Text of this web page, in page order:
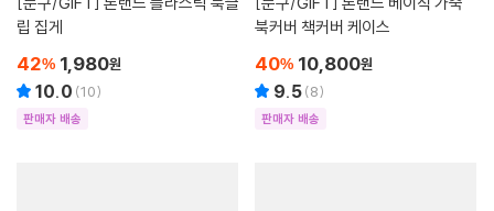
립 집게
42% 1,980원
10.0 (10)
판매자 배송
북커버 책커버 케이스
40% 10,800원
9.5(8)
판매자 배송